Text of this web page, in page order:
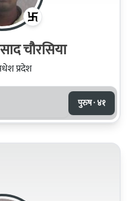
चौरसिया
प्रदेश
पुरुष · ४१